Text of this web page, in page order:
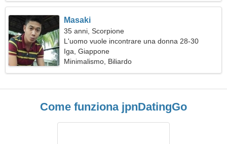
Masaki
35 anni, Scorpione
L'uomo vuole incontrare una donna 28-30
Iga, Giappone
Minimalismo, Biliardo
Come funziona jpnDatingGo